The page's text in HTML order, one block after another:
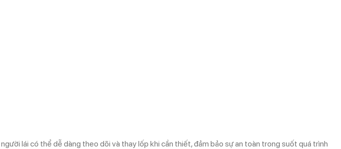
lái có thể dễ dàng theo dõi và thay lốp khi cần thiết, đảm bảo sự an toàn trong suốt quá trình